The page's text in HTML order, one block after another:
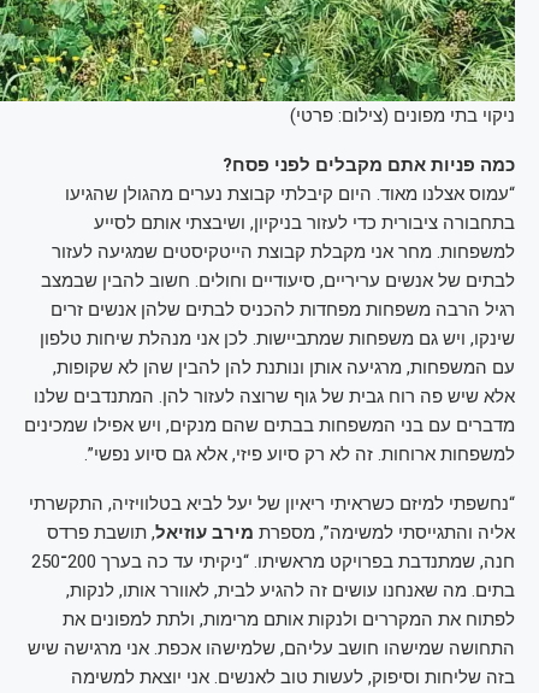
ניקוי בתי מפונים (צילום: פרטי)
כמה פניות אתם מקבלים לפני פסח?
“עמוס אצלנו מאוד. היום קיבלתי קבוצת נערים מהגולן שהגיעו
בתחבורה ציבורית כדי לעזור בניקיון, ושיבצתי אותם לסייע
למשפחות. מחר אני מקבלת קבוצת הייטקיסטים שמגיעה לעזור
לבתים של אנשים עריריים, סיעודיים וחולים. חשוב להבין שבמצב
רגיל הרבה משפחות מפחדות להכניס לבתים שלהן אנשים זרים
שינקו, ויש גם משפחות שמתביישות. לכן אני מנהלת שיחות טלפון
עם המשפחות, מרגיעה אותן ונותנת להן להבין שהן לא שקופות,
אלא שיש פה רוח גבית של גוף שרוצה לעזור להן. המתנדבים שלנו
מדברים עם בני המשפחות בבתים שהם מנקים, ויש אפילו שמכינים
למשפחות ארוחות. זה לא רק סיוע פיזי, אלא גם סיוע נפשי”.
“נחשפתי למיזם כשראיתי ריאיון של יעל לביא בטלוויזיה, התקשרתי
אליה והתגייסתי למשימה”, מספרת מירב עוזיאל, תושבת פרדס
חנה, שמתנדבת בפרויקט מראשיתו. “ניקיתי עד כה בערך 200־250
בתים. מה שאנחנו עושים זה להגיע לבית, לאוורר אותו, לנקות,
לפתוח את המקררים ולנקות אותם מרימות, ולתת למפונים את
התחושה שמישהו חושב עליהם, שלמישהו אכפת. אני מרגישה שיש
בזה שליחות וסיפוק, לעשות טוב לאנשים. אני יוצאת למשימה